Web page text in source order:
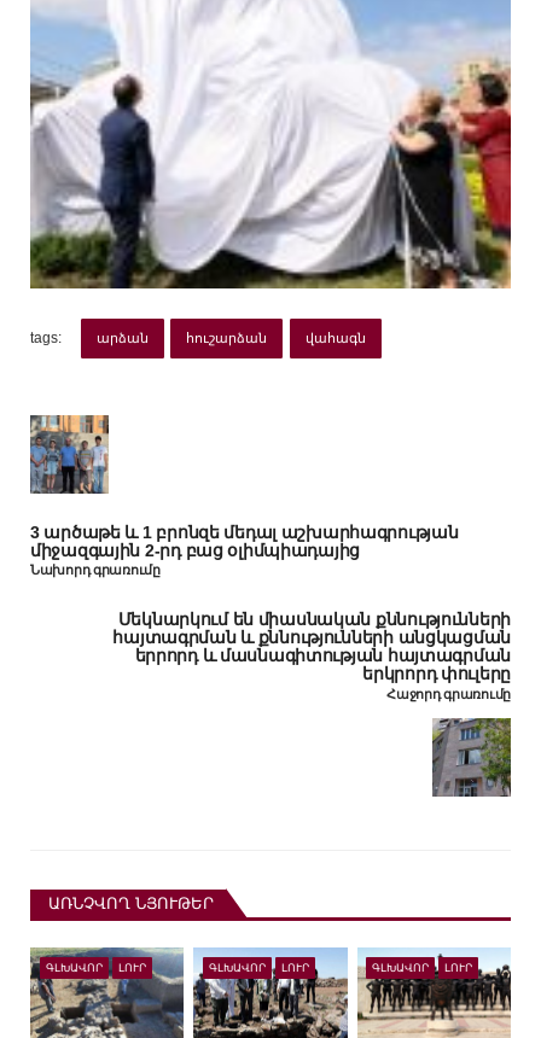
tags: արձան հուշարձան վահագն
3 արծաթե և 1 բրոնզե մեդալ աշխարհագրության
միջազգային 2-րդ բաց օլիմպիադայից
Նախորդ գրառումը
Մեկնարկում են միասնական քննությունների
հայտագրման և քննությունների անցկացման
երրորդ և մասնագիտության հայտագրման
երկրորդ փուլերը
Հաջորդ գրառումը
ԱՌՆՉՎՈՂ ՆՅՈՒԹԵՐ
ԳԼԽԱՎՈՐ ԼՈՒՐ ԳԼԽԱՎՈՐ ԼՈՒՐ ԳԼԽԱՎՈՐ ԼՈՒՐ